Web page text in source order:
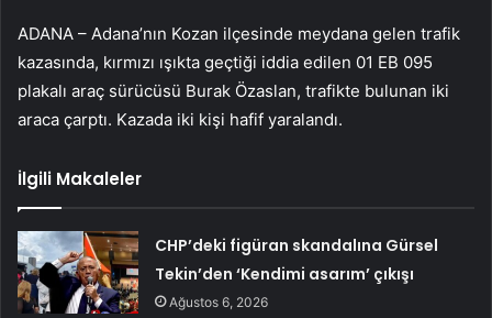
ADANA – Adana’nın Kozan ilçesinde meydana gelen trafik
kazasında, kırmızı ışıkta geçtiği iddia edilen 01 EB 095
plakalı araç sürücüsü Burak Özaslan, trafikte bulunan iki
araca çarptı. Kazada iki kişi hafif yaralandı.
İlgili Makaleler
CHP’deki figüran skandalına Gürsel
Tekin’den ‘Kendimi asarım’ çıkışı
Ağustos 6, 2026